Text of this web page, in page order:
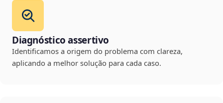
Diagnóstico assertivo
Identificamos a origem do problema com clareza,
aplicando a melhor solução para cada caso.